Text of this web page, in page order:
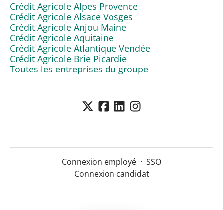
Crédit Agricole Alpes Provence
Crédit Agricole Alsace Vosges
Crédit Agricole Anjou Maine
Crédit Agricole Aquitaine
Crédit Agricole Atlantique Vendée
Crédit Agricole Brie Picardie
Toutes les entreprises du groupe
Connexion employé · SSO
Connexion candidat